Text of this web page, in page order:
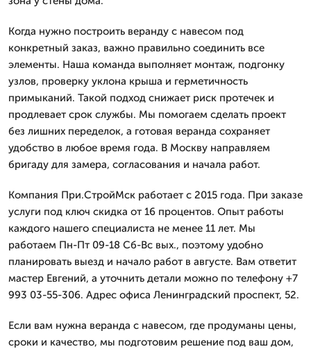
Когда нужно построить веранду с навесом под
конкретный заказ, важно правильно соединить все
элементы. Наша команда выполняет монтаж, подгонку
узлов, проверку уклона крыша и герметичность
примыканий. Такой подход снижает риск протечек и
продлевает срок службы. Мы помогаем сделать проект
без лишних переделок, а готовая веранда сохраняет
удобство в любое время года. В Москву направляем
бригаду для замера, согласования и начала работ.
Компания При.СтройМск работает с 2015 года. При заказе
услуги под ключ скидка от 16 процентов. Опыт работы
каждого нашего специалиста не менее 11 лет. Мы
работаем Пн-Пт 09-18 Сб-Вс вых., поэтому удобно
планировать выезд и начало работ в августе. Вам ответит
мастер Евгений, а уточнить детали можно по телефону +7
993 03-55-306. Адрес офиса Ленинградский проспект, 52.
Если вам нужна веранда с навесом, где продуманы цены,
сроки и качество, мы подготовим решение под ваш дом,